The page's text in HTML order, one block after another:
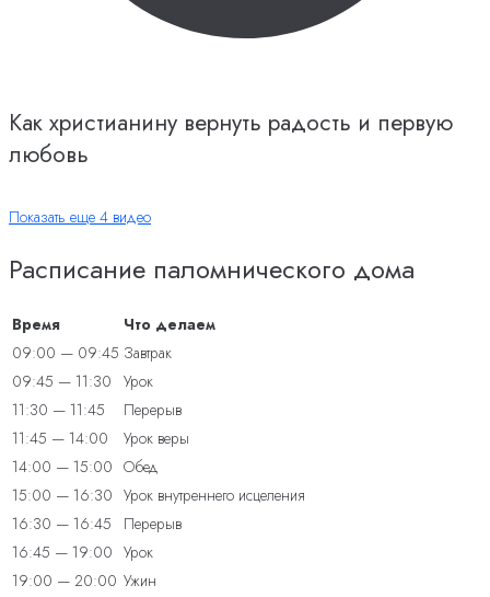
Как христианину вернуть радость и первую
любовь
Показать еще 4 видео
Расписание паломнического дома
Время
Что делаем
09:00 — 09:45 Завтрак
09:45 — 11:30 Урок
11:30 — 11:45
Перерыв
11:45 — 14:00
Урок веры
14:00 — 15:00 Обед
15:00 — 16:30 Урок внутреннего исцеления
16:30 — 16:45
Перерыв
16:45 — 19:00 Урок
19:00 — 20:00 Ужин